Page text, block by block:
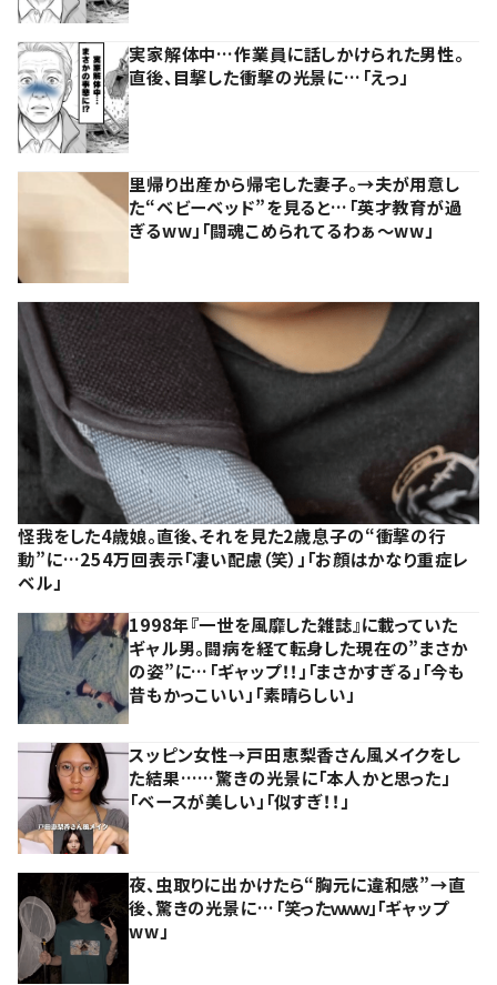
実家解体中…作業員に話しかけられた男性。
直後、目撃した衝撃の光景に…「えっ」
里帰り出産から帰宅した妻子。→夫が用意し
た“ベビーベッド”を見ると…「英才教育が過
ぎるww」「闘魂こめられてるわぁ～ww」
怪我をした4歳娘。直後、それを見た2歳息子の“衝撃の行
動”に…254万回表示「凄い配慮（笑）」「お顔はかなり重症レ
ベル」
1998年『一世を風靡した雑誌』に載っていた
ギャル男。闘病を経て転身した現在の”まさか
の姿”に…「ギャップ！！」「まさかすぎる」「今も
昔もかっこいい」「素晴らしい」
スッピン女性→戸田恵梨香さん風メイクをし
た結果……驚きの光景に「本人かと思った」
「ベースが美しい」「似すぎ！！」
夜、虫取りに出かけたら“胸元に違和感”→直
後、驚きの光景に…「笑ったｗｗｗ」「ギャップ
ww」